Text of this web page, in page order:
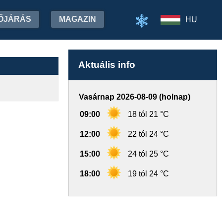
MAGAZIN HU
Aktuális info
Vasárnap 2026-08-09 (holnap)
09:00 18 tól 21 °C
12:00 22 tól 24 °C
15:00 24 tól 25 °C
18:00 19 tól 24 °C